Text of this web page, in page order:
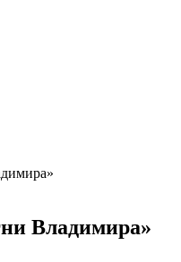
Владимира»